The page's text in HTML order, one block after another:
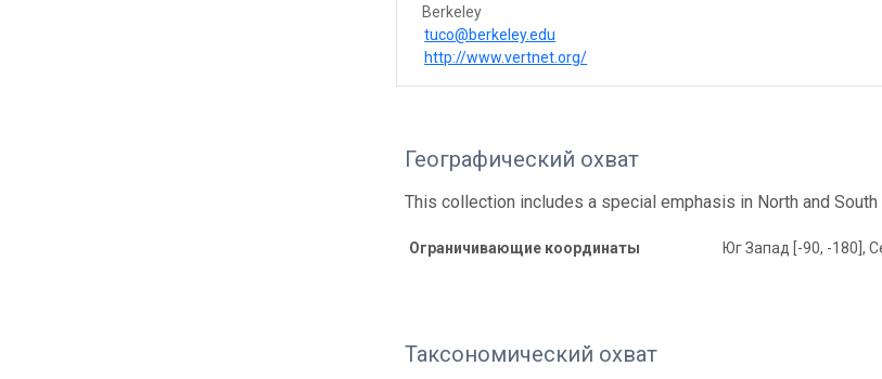
Berkeley
tuco@berkeley.edu
http://www.vertnet.org/
Географический охват
This collection includes a special emphasis in North and South
Ограничивающие координаты Юг Запад [-90, -180],
Таксономический охват